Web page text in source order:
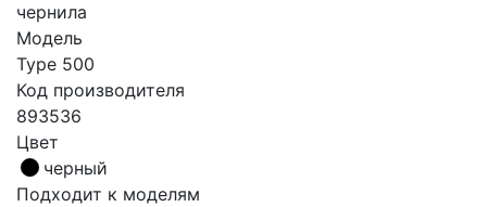
чернила
Модель
Type 500
Код производителя
893536
Цвет
черный
Подходит к моделям